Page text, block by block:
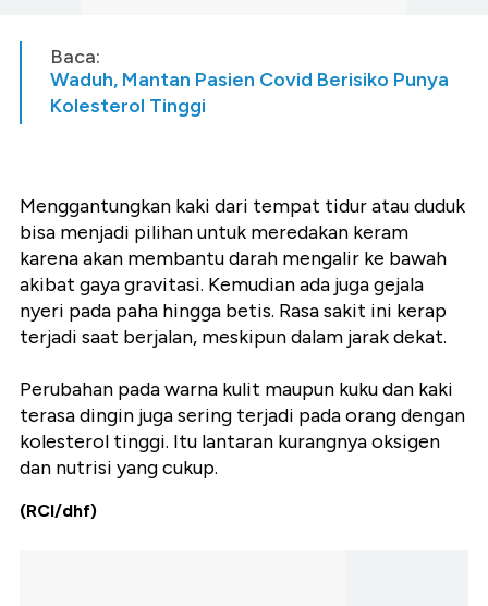
Baca:
Waduh, Mantan Pasien Covid Berisiko Punya
Kolesterol Tinggi
Menggantungkan kaki dari tempat tidur atau duduk
bisa menjadi pilihan untuk meredakan keram
karena akan membantu darah mengalir ke bawah
akibat gaya gravitasi. Kemudian ada juga gejala
nyeri pada paha hingga betis. Rasa sakit ini kerap
terjadi saat berjalan, meskipun dalam jarak dekat.
Perubahan pada warna kulit maupun kuku dan kaki
terasa dingin juga sering terjadi pada orang dengan
kolesterol tinggi. Itu lantaran kurangnya oksigen
dan nutrisi yang cukup.
(RCI/dhf)